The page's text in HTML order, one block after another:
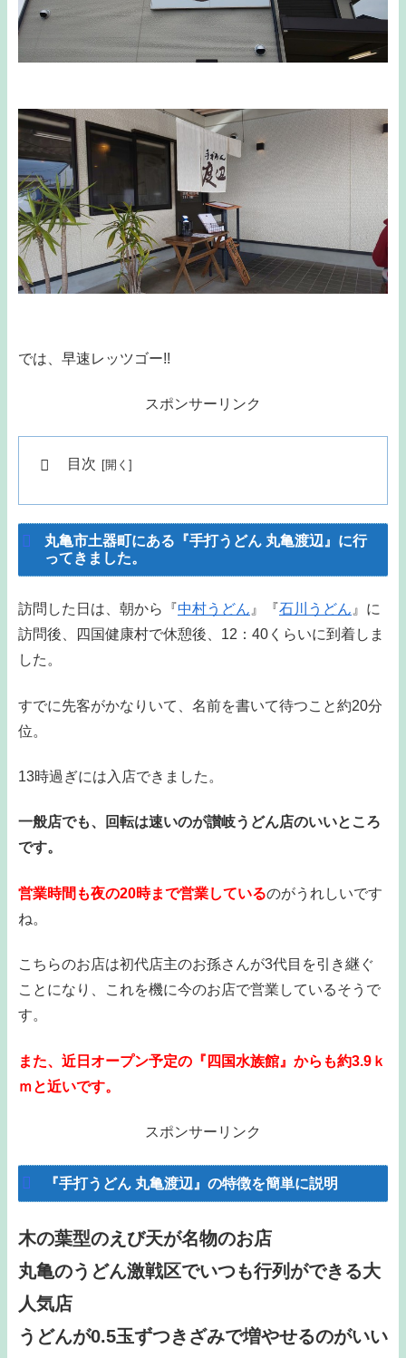
では、早速レッツゴー!!
スポンサーリンク
目次
丸亀市土器町にある『手打うどん 丸亀渡辺』に行
ってきました。
訪問した日は、朝から『中村うどん 』『石川うどん 』に
訪問後、四国健康村で休憩後、12：40くらいに到着しま
した。
すでに先客がかなりいて、名前を書いて待つこと約20分
位。
13時過ぎには入店できました。
一般店でも、回転は速いのが讃岐うどん店のいいところ
です。
営業時間も夜の20時まで営業しているのがうれしいです
ね。
こちらのお店は初代店主のお孫さんが3代目を引き継ぐ
ことになり、これを機に今のお店で営業しているそうで
す。
また、 近日オープン予定の『四国水族館』からも約3.9ｋ
ｍと近いです。
スポンサーリンク
『手打うどん 丸亀渡辺』の特徴を簡単に説明
木の葉型のえび天が名物のお店
丸亀のうどん激戦区でいつも行列ができる大
人気店
うどんが0.5玉ずつきざみで増やせるのがいい